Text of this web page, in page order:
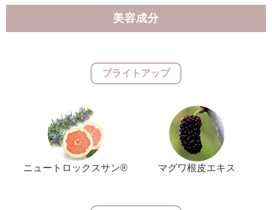
美容成分
ブライトアップ
ニュートロックスサン® マグワ根皮エキス